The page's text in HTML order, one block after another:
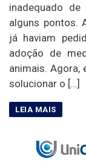
inadequado
alguns pontos.
já haviam
adoção de
animais. Agora,
solucionar o […]